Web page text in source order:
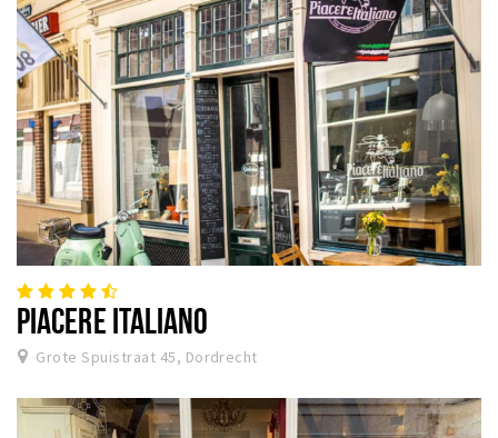
PIACERE ITALIANO
Grote Spuistraat 45, Dordrecht